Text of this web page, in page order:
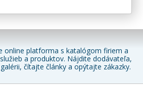
online platforma s katalógom firiem a
a produktov. Nájdite dodávateľa,
čítajte články a opýtajte zákazky.